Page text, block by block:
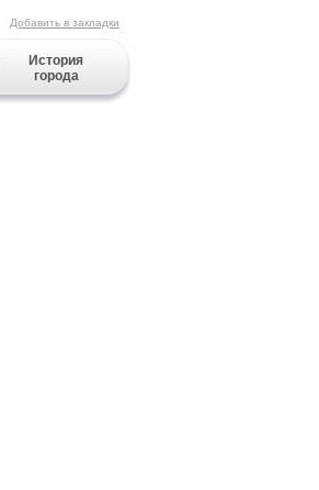
Добавить в закладки
История
города